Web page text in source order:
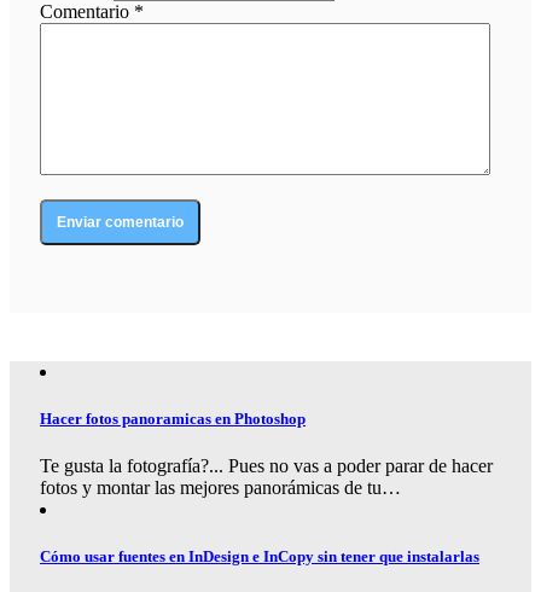
Comentario *
Hacer fotos panoramicas en Photoshop
Te gusta la fotografía?... Pues no vas a poder parar de hacer
fotos y montar las mejores panorámicas de tu…
Cómo usar fuentes en InDesign e InCopy sin tener que instalarlas